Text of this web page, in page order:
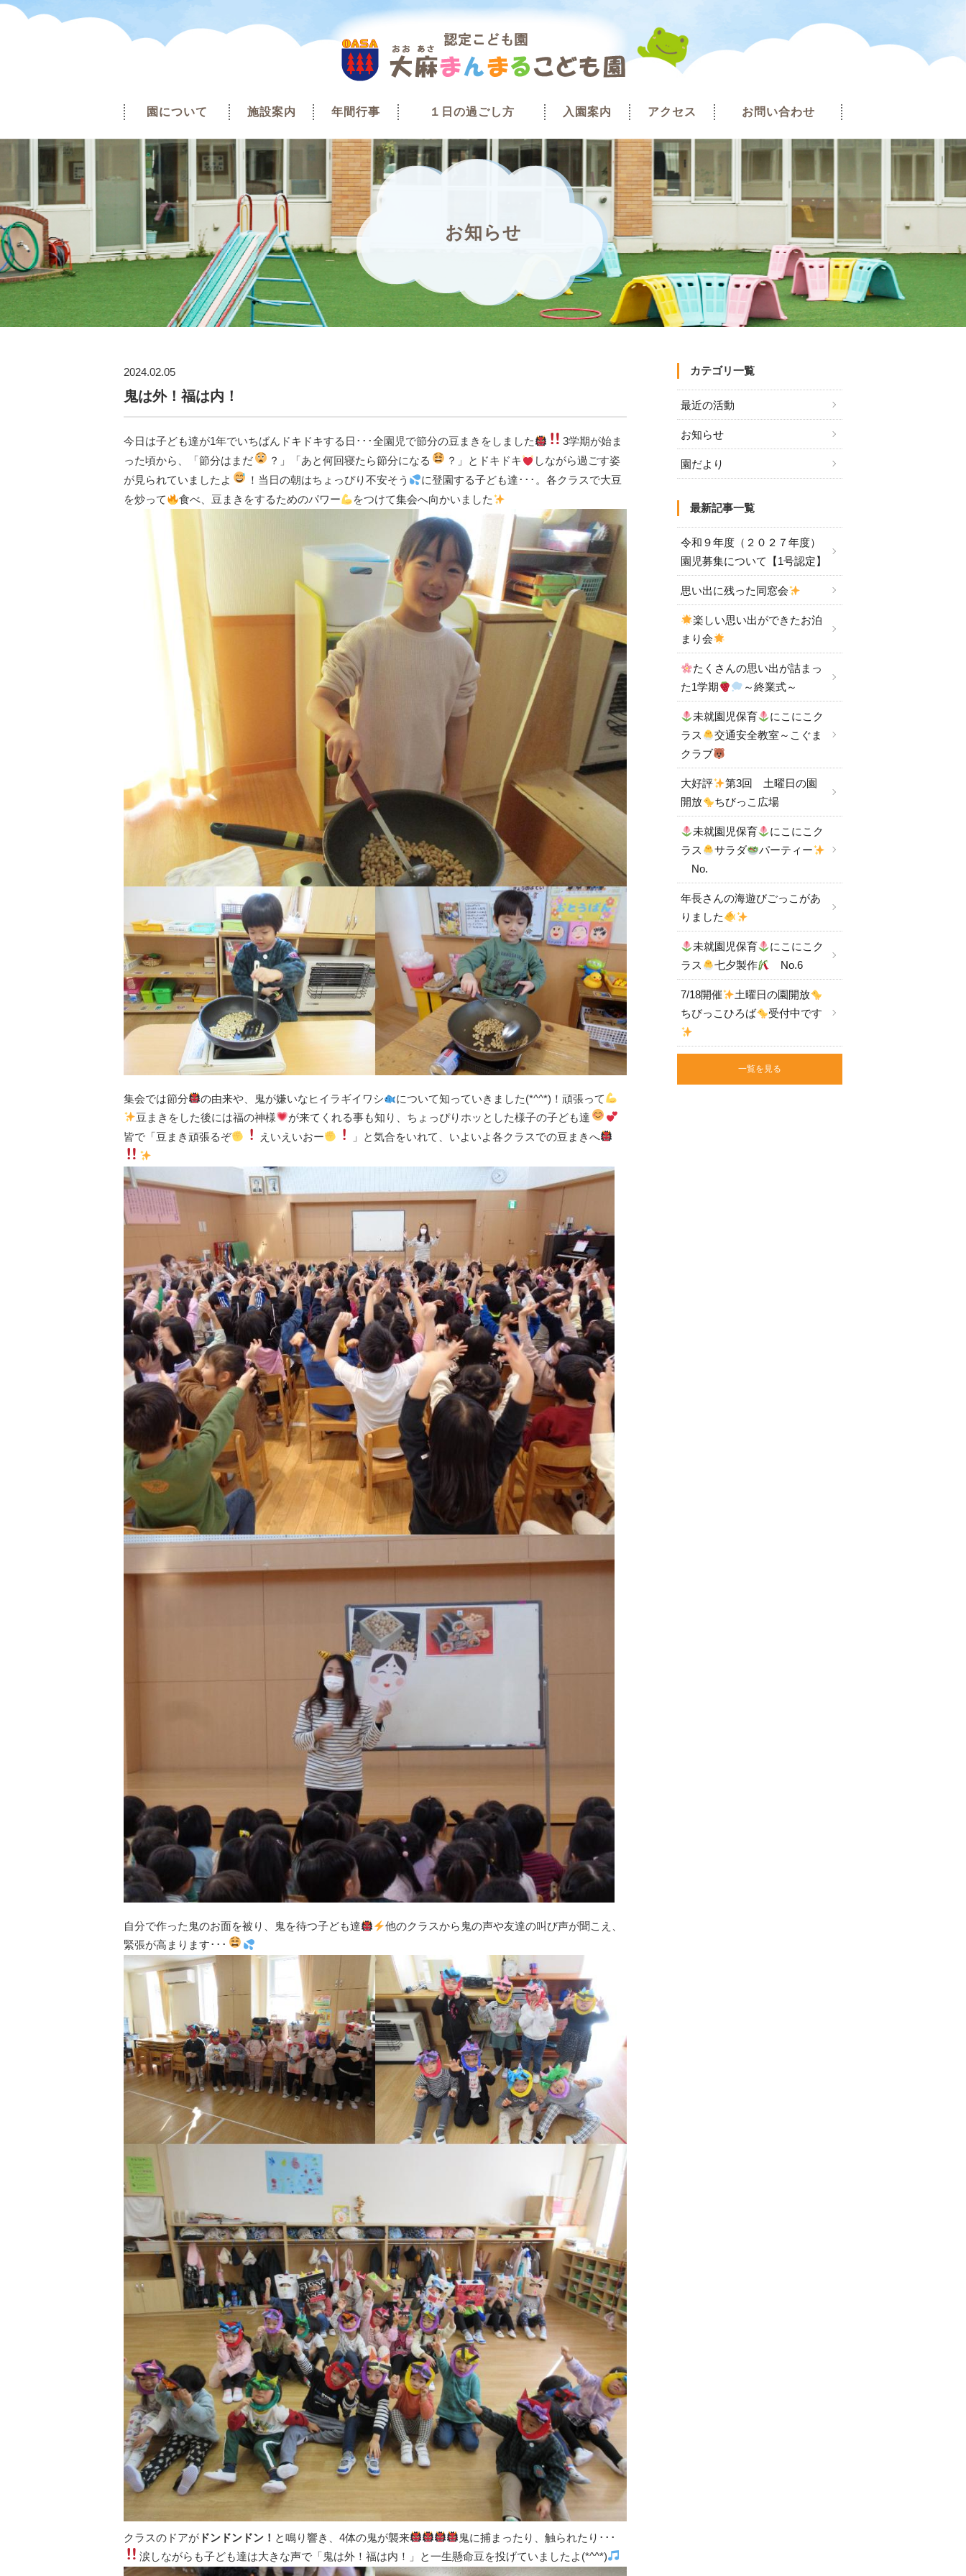
園について 施設案内 年間行事 １日の過ごし方 入園案内 アクセス お問い合わせ
お知らせ
2024.02.05
鬼は外！福は内！
今日は子ども達が1年でいちばんドキドキする日･･･全園児で節分の豆まきをしました
3学期が始ま
った頃から、「節分はまだ
？」「あと何回寝たら節分になる ？」とドキドキ
しながら過ごす姿
が見られていましたよ
！当日の朝はちょっぴり不安そう
に登園する子ども達･･･。各クラスで大豆
を炒って
食べ、豆まきをするためのパワー をつけて集会へ向かいました
集会では節分 の由来や、鬼が嫌いなヒイラギイワシ
について知っていきました(*^^*)！頑張って
豆まきをした後には福の神様
が来てくれる事も知り、ちょっぴりホッとした様子の子ども達
皆で「豆まき頑張るぞ
えいえいおー 」と気合をいれて、いよいよ各クラスでの豆まきへ
自分で作った鬼のお面を被り、鬼を待つ子ども達
他のクラスから鬼の声や友達の叫び声が聞こえ、
緊張が高まります･･･
クラスのドアが ドンドンドン！ と鳴り響き、4体の鬼が襲来
鬼に捕まったり、触られたり･･･
涙しながらも子ども達は大きな声で「鬼は外！福は内！」と一生懸命豆を投げていましたよ(*^^*)
カテゴリ一覧
最近の活動
お知らせ
園だより
最新記事一覧
令和９年度（２０２７年度）
園児募集について【1号認定】
思い出に残った同窓会
楽しい思い出ができたお泊
まり会
たくさんの思い出が詰まっ
た1学期
～終業式～
未就園児保育
にこにこク
ラス
交通安全教室～こぐま
クラブ
大好評
第3回 土曜日の園
開放
ちびっこ広場
未就園児保育
にこにこク
ラス
サラダ
パーティー
No.
年長さんの海遊びごっこがあ
りました
未就園児保育
にこにこク
ラス
七夕製作 No.6
7/18開催
土曜日の園開放
ちびっこひろば
受付中です
一覧を見る